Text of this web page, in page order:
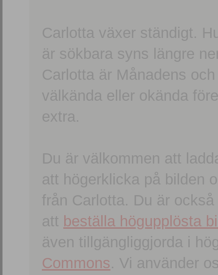
Carlotta växer ständigt.
är sökbara syns längre
Carlotta är Månadens
välkända eller okända
extra.
Du är välkommen att
att högerklicka på bilden
från Carlotta. Du är
att beställa högupplösta
även tillgängliggjorda i
Commons. Vi använder